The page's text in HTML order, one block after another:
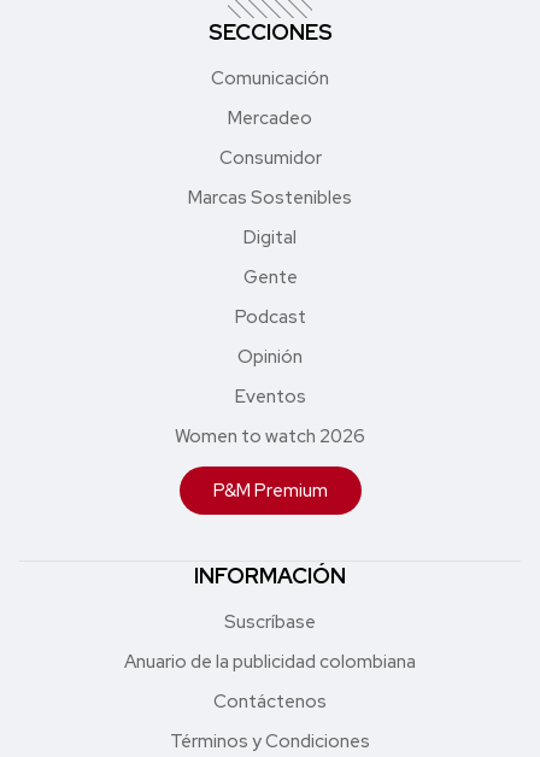
SECCIONES
Comunicación
Mercadeo
Consumidor
Marcas Sostenibles
Digital
Gente
Podcast
Opinión
Eventos
Women to watch 2026
P&M Premium
INFORMACIÓN
Suscríbase
Anuario de la publicidad colombiana
Contáctenos
Términos y Condiciones